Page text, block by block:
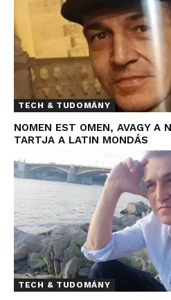
TECH & TUDOMÁNY
NOMEN EST OMEN, AVAGY A
TARTJA A LATIN MONDÁS
TECH & TUDOMÁNY